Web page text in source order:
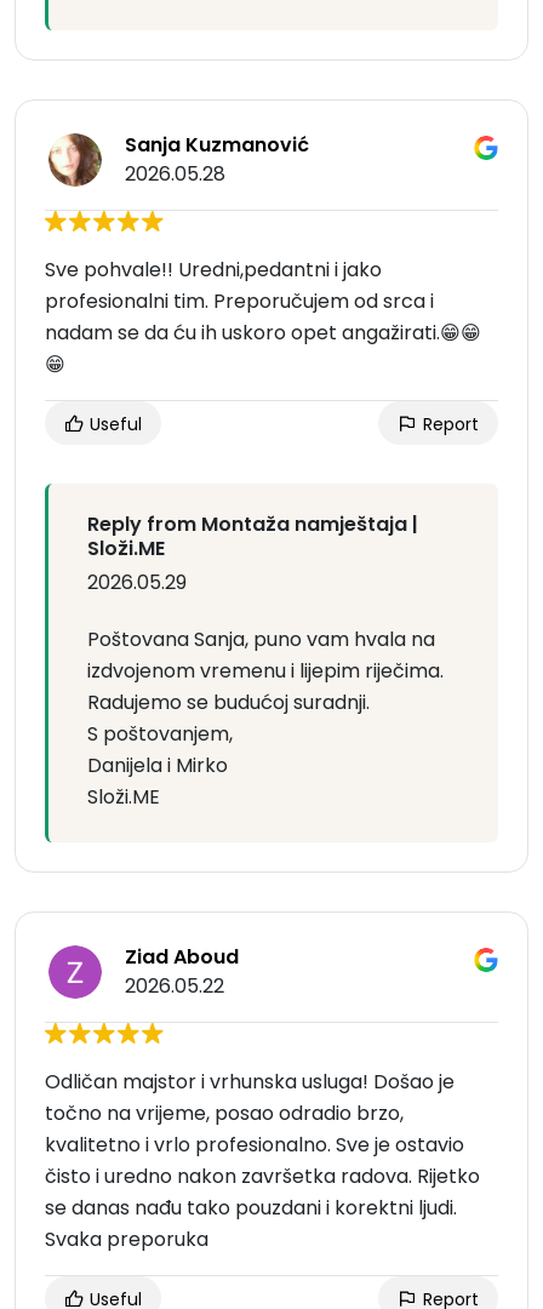
Sanja Kuzmanović
2026.05.28
Sve pohvale!! Uredni,pedantni i jako
profesionalni tim. Preporučujem od srca i
nadam se da ću ih uskoro opet angažirati.😁😁
😁
Useful Report
Reply from Montaža namještaja |
Složi.ME
2026.05.29
Poštovana Sanja, puno vam hvala na
izdvojenom vremenu i lijepim riječima.
Radujemo se budućoj suradnji.
S poštovanjem,
Danijela i Mirko
Složi.ME
Ziad Aboud
2026.05.22
Odličan majstor i vrhunska usluga! Došao je
točno na vrijeme, posao odradio brzo,
kvalitetno i vrlo profesionalno. Sve je ostavio
čisto i uredno nakon završetka radova. Rijetko
se danas nađu tako pouzdani i korektni ljudi.
Svaka preporuka
Useful Report